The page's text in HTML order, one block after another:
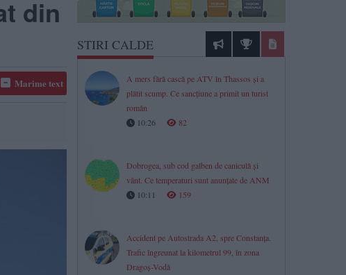
din
Marime text
STIRI CALDE
A mers fără cască pe ATV în Thassos și a
plătit scump. Ce sancțiune a primit un turist
român
10:26
82
Dobrogea, sub cod galben de caniculă și
vânt. Ce temperaturi sunt anunțate de ANM
10:11
159
Accident pe Autostrada A2, spre Constanța.
Trafic îngreunat la kilometrul 99, în zona
Dragoș-Vodă